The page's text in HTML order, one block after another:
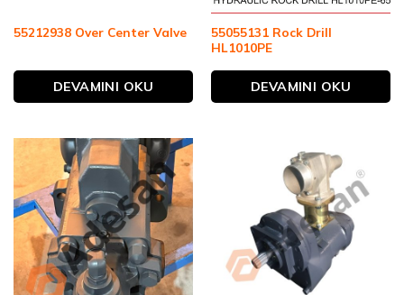
55212938 Over Center Valve
DEVAMINI OKU
55055131 Rock Drill
HL1010PE
DEVAMINI OKU